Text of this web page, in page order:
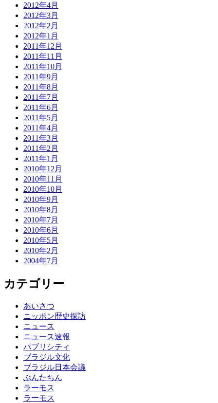
2012年4月
2012年3月
2012年2月
2012年1月
2011年12月
2011年11月
2011年10月
2011年9月
2011年8月
2011年7月
2011年6月
2011年5月
2011年4月
2011年3月
2011年2月
2011年1月
2010年12月
2010年11月
2010年10月
2010年9月
2010年8月
2010年7月
2010年6月
2010年5月
2010年2月
2004年7月
カテゴリー
あいさつ
ニッポン歴史探訪
ニュース
ニュース速報
パブリシティ
ブラジル文化
ブラジル日本会議
ぶんたちん
ラーモス
ラーモス